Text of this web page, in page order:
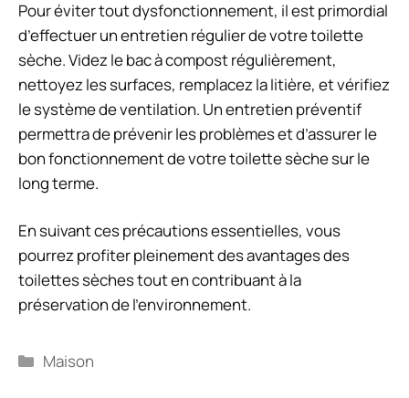
Pour éviter tout dysfonctionnement, il est primordial
d’effectuer un entretien régulier de votre toilette
sèche. Videz le bac à compost régulièrement,
nettoyez les surfaces, remplacez la litière, et vérifiez
le système de ventilation. Un entretien préventif
permettra de prévenir les problèmes et d’assurer le
bon fonctionnement de votre toilette sèche sur le
long terme.
En suivant ces précautions essentielles, vous
pourrez profiter pleinement des avantages des
toilettes sèches tout en contribuant à la
préservation de l’environnement.
Catégories
Maison